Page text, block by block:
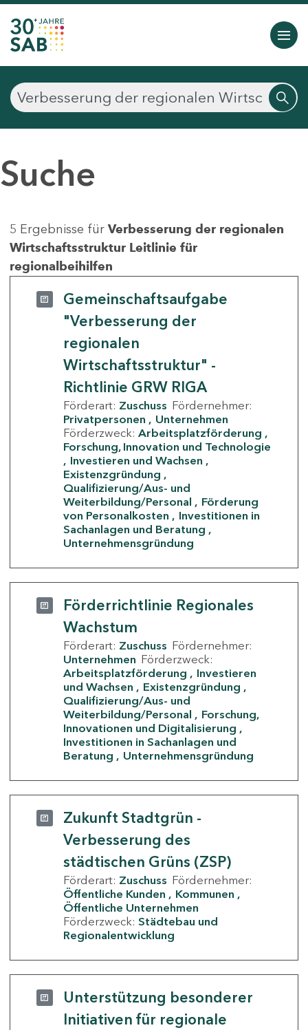
Suche
5 Ergebnisse für Verbesserung der regionalen
Wirtschaftsstruktur Leitlinie für
regionalbeihilfen
Gemeinschaftsaufgabe
"Verbesserung der
regionalen
Wirtschaftsstruktur" -
Richtlinie GRW RIGA
Förderart: Zuschuss Fördernehmer:
Privatpersonen
Unternehmen
Förderzweck: Arbeitsplatzförderung
Forschung, Innovation und Technologie
Investieren und Wachsen
Existenzgründung
Qualifizierung/Aus- und
Weiterbildung/Personal
Förderung
von Personalkosten
Investitionen in
Sachanlagen und Beratung
Unternehmensgründung
Förderrichtlinie Regionales
Wachstum
Förderart: Zuschuss Fördernehmer:
Unternehmen Förderzweck:
Arbeitsplatzförderung
Investieren
und Wachsen
Existenzgründung
Qualifizierung/Aus- und
Weiterbildung/Personal
Forschung,
Innovationen und Digitalisierung
Investitionen in Sachanlagen und
Beratung
Unternehmensgründung
Zukunft Stadtgrün -
Verbesserung des
städtischen Grüns (ZSP)
Förderart: Zuschuss Fördernehmer:
Öffentliche Kunden
Kommunen
Öffentliche Unternehmen
Förderzweck: Städtebau und
Regionalentwicklung
Unterstützung besonderer
Initiativen für regionale